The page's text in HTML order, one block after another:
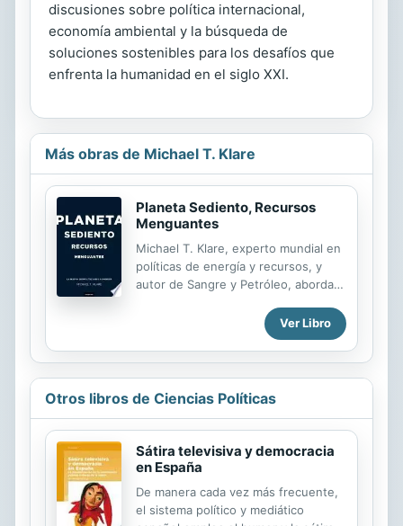
discusiones sobre política internacional,
economía ambiental y la búsqueda de
soluciones sostenibles para los desafíos que
enfrenta la humanidad en el siglo XXI.
Más obras de Michael T. Klare
Planeta Sediento, Recursos
Menguantes
Michael T. Klare, experto mundial en
políticas de energía y recursos, y
autor de Sangre y Petróleo, aborda
que se enfrenta el mundo actual: la
energía. el petróleo se agota, junto
con el gas, el carbón, el uranio. el cr
Ver Libro
Otros libros de Ciencias Políticas
Sátira televisiva y democracia
en España
De manera cada vez más frecuente,
el sistema político y mediático